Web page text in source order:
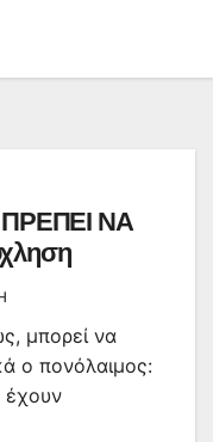
ΝΑ
μπορεί να
ο πονόλαιμος:
έχουν